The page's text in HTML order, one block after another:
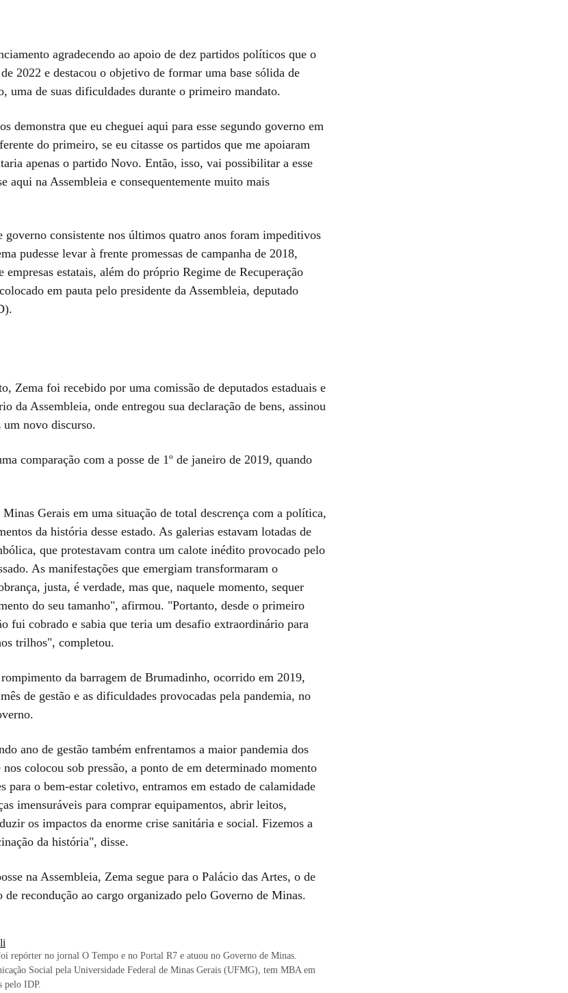
agradecendo ao apoio de dez partidos políticos que o
2022 e destacou o objetivo de formar uma base sólida de
uma de suas dificuldades durante o primeiro mandato.
demonstra que eu cheguei aqui para esse segundo governo em
do primeiro, se eu citasse os partidos que me apoiaram
apenas o partido Novo. Então, isso, vai possibilitar a esse
aqui na Assembleia e consequentemente muito mais
governo consistente nos últimos quatro anos foram impeditivos
pudesse levar à frente promessas de campanha de 2018,
empresas estatais, além do próprio Regime de Recuperação
em pauta pelo presidente da Assembleia, deputado
Zema foi recebido por uma comissão de deputados estaduais e
da Assembleia, onde entregou sua declaração de bens, assinou
um novo discurso.
comparação com a posse de 1º de janeiro de 2019, quando
Gerais em uma situação de total descrença com a política,
da história desse estado. As galerias estavam lotadas de
que protestavam contra um calote inédito provocado pelo
As manifestações que emergiam transformaram o
justa, é verdade, mas que, naquele momento, sequer
do seu tamanho", afirmou. "Portanto, desde o primeiro
fui cobrado e sabia que teria um desafio extraordinário para
trilhos", completou.
da barragem de Brumadinho, ocorrido em 2019,
de gestão e as dificuldades provocadas pela pandemia, no
ano de gestão também enfrentamos a maior pandemia dos
colocou sob pressão, a ponto de em determinado momento
para o bem-estar coletivo, entramos em estado de calamidade
imensuráveis para comprar equipamentos, abrir leitos,
os impactos da enorme crise sanitária e social. Fizemos a
da história", disse.
na Assembleia, Zema segue para o Palácio das Artes, o de
de recondução ao cargo organizado pelo Governo de Minas.
repórter no jornal O Tempo e no Portal R7 e atuou no Governo de Minas.
Social pela Universidade Federal de Minas Gerais (UFMG), tem MBA em
pelo IDP.